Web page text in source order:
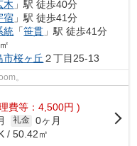
木 」駅 徒歩40分
宿 」駅 徒歩41分
統 「笹貫 」駅 徒歩41分
市桜ヶ丘 ２丁目25-13
。
費等：4,500円 )
礼金 0ヶ月
/ 50.42㎡